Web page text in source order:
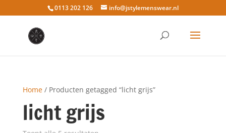
0113 202 126 info@jstylemenswear.nl
Home/ Producten getagged “licht grijs”
licht grijs